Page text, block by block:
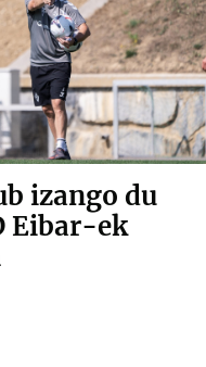
izango du
Eibar-ek